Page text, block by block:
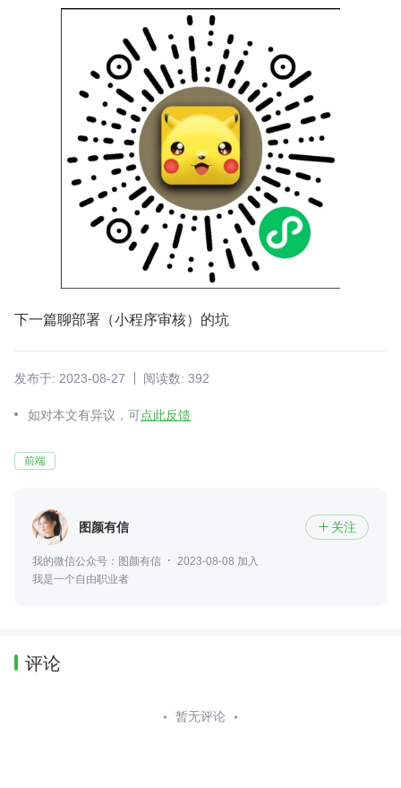
下一篇聊部署（小程序审核）的坑
发布于: 2023-08-27 阅读数: 392
如对本文有异议，可点此反馈
前端
图颜有信  关注
我的微信公众号：图颜有信
2023-08-08 加入
我是一个自由职业者
评论
暂无评论